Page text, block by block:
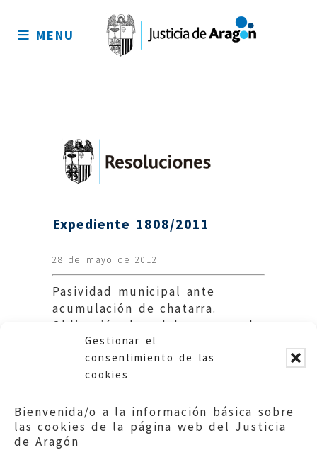
Gestionar el
consentimiento de las
cookies
Bienvenida/o a la información básica sobre
las cookies de la página web del Justicia
de Aragón
sitio
MENU
Expediente 1808/2011
28 de mayo de 2012
Pasividad municipal ante
acumulación de chatarra.
Obligación de colaborar con el
Justicia. Ayuntamiento de Épila.